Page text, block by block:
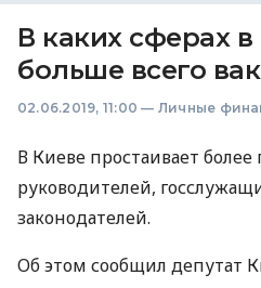
В каких сферах в
больше всего
02.06.2019, 11:00 — Личные
В Киеве простаивает
руководителей,
законодателей.
Об этом сообщил депутат